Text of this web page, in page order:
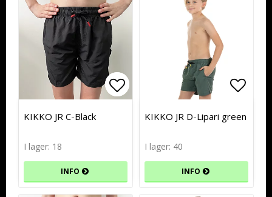
Lägg till i favoritlistan
Lägg till i favoritlistan
KIKKO JR C-Black
I lager: 18
INFO
KIKKO JR D-Lipari green
I lager: 40
INFO